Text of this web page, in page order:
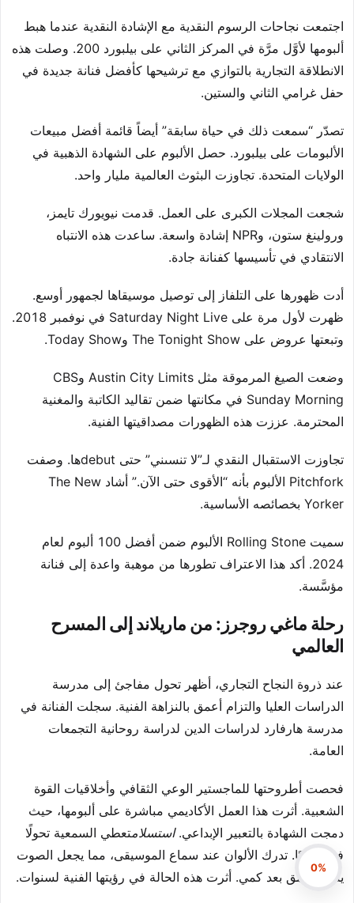
اجتمعت نجاحات الرسوم النقدية مع الإشادة النقدية عندما هبط
ألبومها لأوَّل مرَّة في المركز الثاني على بيلبورد 200. وصلت هذه
الانطلاقة التجارية بالتوازي مع ترشيحها كأفضل فنانة جديدة في
حفل غرامي الثاني والستين.
تصدّر “سمعت ذلك في حياة سابقة” أيضاً قائمة أفضل مبيعات
الألبومات على بيلبورد. حصل الألبوم على الشهادة الذهبية في
الولايات المتحدة. تجاوزت البثوث العالمية مليار واحد.
شجعت المجلات الكبرى على العمل. قدمت نيويورك تايمز،
ورولينغ ستون، وNPR إشادة واسعة. ساعدت هذه الانتباه
الانتقادي في تأسيسها كفنانة جادة.
أدت ظهورها على التلفاز إلى توصيل موسيقاها لجمهور أوسع.
ظهرت لأول مرة على Saturday Night Live في نوفمبر 2018.
وتبعتها عروض على The Tonight Show وToday Show.
وضعت الصيغ المرموقة مثل Austin City Limits وCBS
Sunday Morning في مكانتها ضمن تقاليد الكاتبة والمغنية
المحترمة. عززت هذه الظهورات مصداقيتها الفنية.
تجاوزت الاستقبال النقدي لـ”لا تنسىني” حتى debutها. وصفت
Pitchfork الألبوم بأنه “الأقوى حتى الآن.” أشاد The New
Yorker بخصائصه الأساسية.
سميت Rolling Stone الألبوم ضمن أفضل 100 ألبوم لعام
2024. أكد هذا الاعتراف تطورها من موهبة واعدة إلى فنانة
مؤسَّسة.
رحلة ماغي روجرز: من ماريلاند إلى المسرح
العالمي
عند ذروة النجاح التجاري، أظهر تحول مفاجئ إلى مدرسة
الدراسات العليا والتزام أعمق بالنزاهة الفنية. سجلت الفنانة في
مدرسة هارفارد لدراسات الدين لدراسة روحانية التجمعات
العامة.
فحصت أطروحتها للماجستير الوعي الثقافي وأخلاقيات القوة
الشعبية. أثرت هذا العمل الأكاديمي مباشرة على ألبومها، حيث
دمجت الشهادة بالتعبير الإبداعي.استسلامتعطي السمعية تحولًا
فنيًا عمليًا. تدرك الألوان عند سماع الموسيقى، مما يجعل الصوت
يتسم بعمق بعد كمي. أثرت هذه الحالة في رؤيتها الفنية لسنوات.
0%